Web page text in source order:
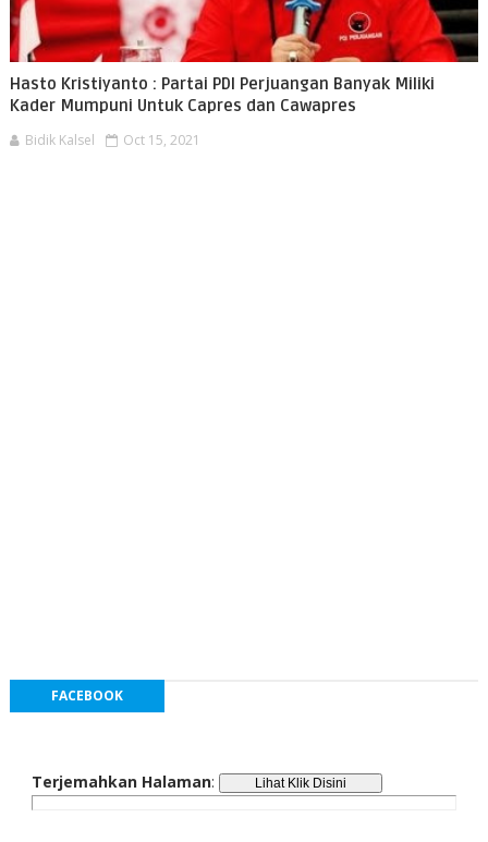
Hasto Kristiyanto : Partai PDI Perjuangan Banyak Miliki
Kader Mumpuni Untuk Capres dan Cawapres
Bidik Kalsel Oct 15, 2021
FACEBOOK
Terjemahkan Halaman: